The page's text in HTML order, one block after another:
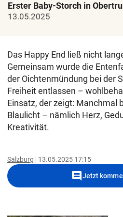
Erster Baby-Storch in
13.05.2025
Das Happy End ließ nicht
Gemeinsam wurde die
der Oichtenmündung bei der
Freiheit entlassen –
Einsatz, der zeigt: Manchmal
Blaulicht – nämlich Herz,
Kreativität.
Salzburg 13.05.2025 17:15
commentJetzt